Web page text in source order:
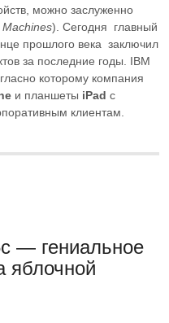
можно заслуженно
). Сегодня главный
прошлого века заключил
за последние годы. IBM
которому компания
и планшеты iPad с
клиентам.
— гениальное
яблочной